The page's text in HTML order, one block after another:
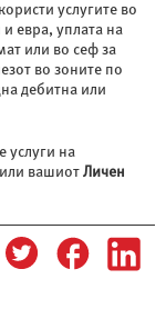
услугите во
евра, уплата на
или во сеф за
во зоните по
дебитна или
услуги на
вашиот Личен